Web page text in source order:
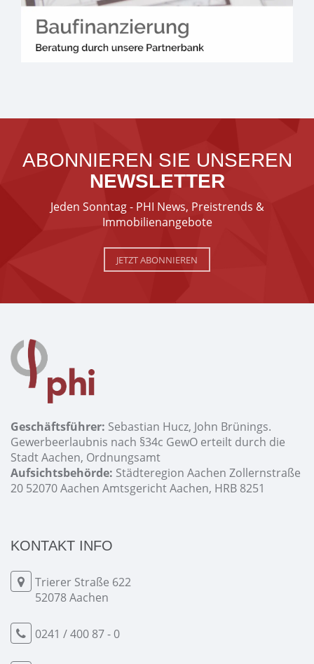
ABONNIEREN SIE UNSEREN
NEWSLETTER
Jeden Sonntag - PHI News, Preistrends &
Immobilienangebote
JETZT ABONNIEREN
Geschäftsführer: Sebastian Hucz, John Brünings.
Gewerbeerlaubnis nach §34c GewO erteilt durch die
Stadt Aachen, Ordnungsamt
Aufsichtsbehörde: Städteregion Aachen Zollernstraße
20 52070 Aachen Amtsgericht Aachen, HRB 8251
KONTAKT INFO
Trierer Straße 622
52078 Aachen
0241 / 400 87 - 0